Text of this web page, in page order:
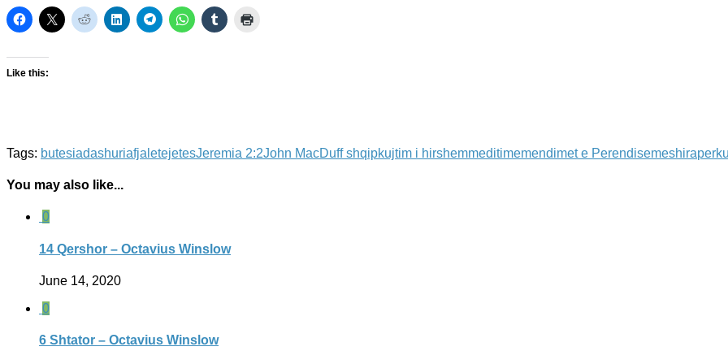
Like this:
Tags: butesiadashuriafjaletejetesJeremia 2:2John MacDuff shqipkujtim i hirshemmeditimemendimet e Perendisemeshira
You may also like...
0
14 Qershor – Octavius Winslow
June 14, 2020
0
6 Shtator – Octavius Winslow